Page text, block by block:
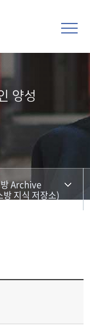
양성
Archive
방 지식 저장소)
Archive